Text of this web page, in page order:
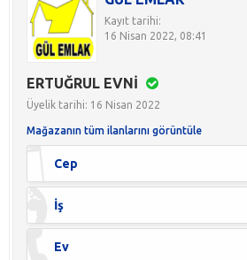
Kayıt tarihi:
16 Nisan 2022, 08:41
ERTUĞRUL EVNİ
Üyelik tarihi: 16 Nisan 2022
Mağazanın tüm ilanlarını görüntüle
Cep
İş
Ev